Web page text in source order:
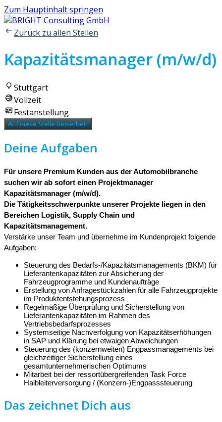
Zum Hauptinhalt springen
Zurück zu allen Stellen
Kapazitätsmanager (m/w/d)
Stuttgart
Vollzeit
Festanstellung
Auf diese Stelle bewerben
Deine Aufgaben
Für unsere Premium Kunden aus der Automobilbranche
suchen wir ab sofort einen Projektmanager
Kapazitätsmanager (m/w/d).
Die Tätigkeitsschwerpunkte unserer Projekte liegen in den
Bereichen Logistik, Supply Chain und
Kapazitätsmanagement.
Verstärke unser Team und übernehme im Kundenprojekt folgende
Aufgaben:
Steuerung des Bedarfs-/Kapazitätsmanagements (BKM) für
Lieferantenkapazitäten zur Absicherung der
Fahrzeugprogramme und Kundenaufträge
Erstellung von Anfragestückzahlen für alle Fahrzeugprojekte
im Produktentstehungsprozess
Regelmäßige Überprüfung und Sicherstellung von
Lieferantenkapazitäten im Rahmen des
Vertriebsbedarfsprozesses
Systemseitige Nachverfolgung von Kapazitätserhöhungen
in SAP und Klärung bei etwaigen Abweichungen
Steuerung des (konzernweiten) Engpassmanagements bei
gleichzeitiger Sicherstellung eines
gesamtunternehmerischen Optimums
Mitarbeit bei der ressortübergreifenden Task Force
Halbleiterversorgung / (Konzern-)Engpasssteuerung
Das zeichnet Dich aus